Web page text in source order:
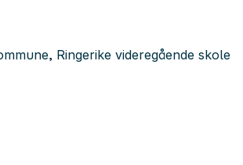
Ringerike videregående skole